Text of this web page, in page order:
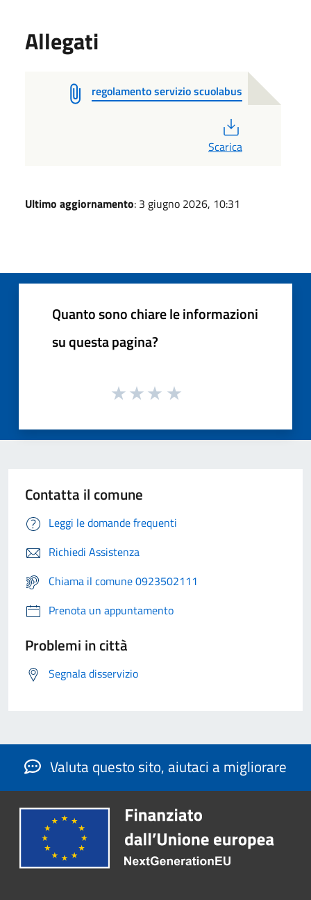
Allegati
regolamento servizio scuolabus
Scarica
Ultimo aggiornamento: 3 giugno 2026, 10:31
Quanto sono chiare le informazioni
su questa pagina?
Contatta il comune
Leggi le domande frequenti
Richiedi Assistenza
Chiama il comune 0923502111
Prenota un appuntamento
Problemi in città
Segnala disservizio
Valuta questo sito, aiutaci a migliorare